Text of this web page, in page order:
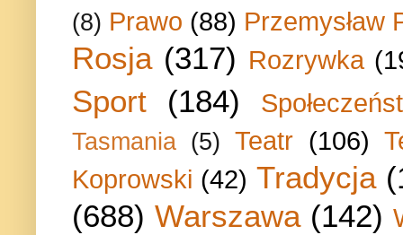
(8) Prawo (88) Przemysław
Rosja (317) Rozrywka
Sport (184)
Tasmania (5) Teatr (106)
Koprowski (42) Tradycja
(688) Warszawa (142)